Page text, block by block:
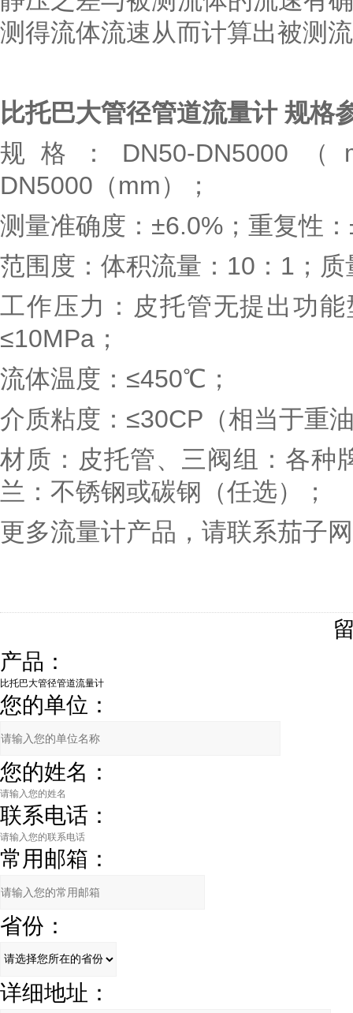
测得流体流速从而计算出被测
比托巴大管径管道流量计 规格
规格：DN50-DN5000
DN5000（mm）；
测量准确度：±6.0%；重复性
范围度：体积流量：10：1；
工作压力：皮托管无提出功
≤10MPa；
流体温度：≤450℃；
介质粘度：≤30CP（相当于重
材质：皮托管、三阀组：各种
兰：不锈钢或碳钢（任选）；
更多流量计产品，请联系茄子
产品：
您的单位：
您的姓名：
联系电话：
常用邮箱：
省份：
详细地址：